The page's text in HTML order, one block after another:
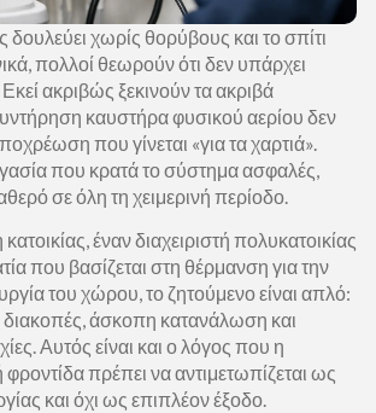
χωρίς θορύβους και το σπίτι
πολλοί θεωρούν ότι δεν υπάρχει
ακριβώς ξεκινούν τα ακριβά
καυστήρα φυσικού αερίου δεν
που γίνεται «για τα χαρτιά».
που κρατά το σύστημα ασφαλές,
σε όλη τη χειμερινή περίοδο.
κατοικίας, έναν διαχειριστή πολυκατοικίας
που βασίζεται στη θέρμανση για την
του χώρου, το ζητούμενο είναι απλό:
άσκοπη κατανάλωση και
Αυτός είναι και ο λόγος που η
φροντίδα πρέπει να αντιμετωπίζεται ως
και όχι ως επιπλέον έξοδο.